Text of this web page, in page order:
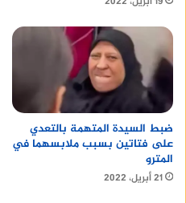
ضبط السيدة المتهمة بالتعدي
على فتاتين بسبب ملابسهما في
المترو
21 أبريل، 2022